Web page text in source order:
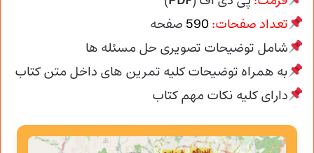
تعداد صفحات:590 صفحه
شامل توضیحات تصویری حل مسئله ها
به همراه توضیحات کلیه تمرین های داخل متن کتاب
دارای کلیه نکات مهم کتاب